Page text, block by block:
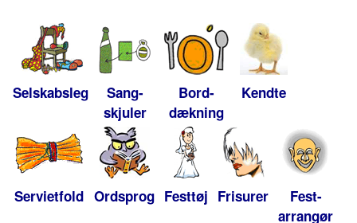
Selskabsleg
Sang-
skjuler
Bord-
dækning
Kendte
Servietfold Ordsprog Festtøj Frisurer
Fest-
arrangør